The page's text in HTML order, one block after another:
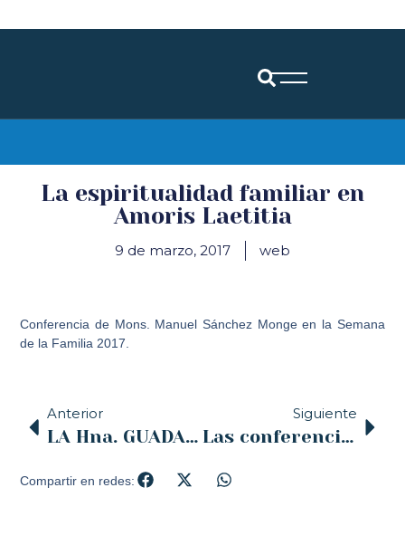
La espiritualidad familiar en
Amoris Laetitia
9 de marzo, 2017 web
Conferencia de Mons. Manuel Sánchez Monge en la Semana
de la Familia 2017.
Anterior
LA Hna. GUADALUPE QUE HA VIVIDO LA GUERA DE SIRIA, EN SANTANDER 21 MARZO
Siguiente
Las conferencias cuaresmales de la Junta de Cofradías de Santander comienzan este jueves en el Club de Regatas.
Compartir en redes: